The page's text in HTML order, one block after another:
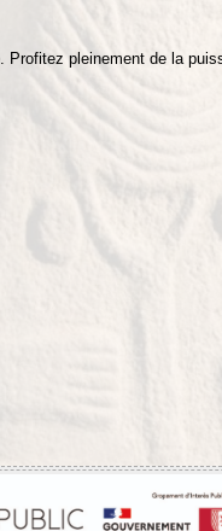
Profitez pleinement de la